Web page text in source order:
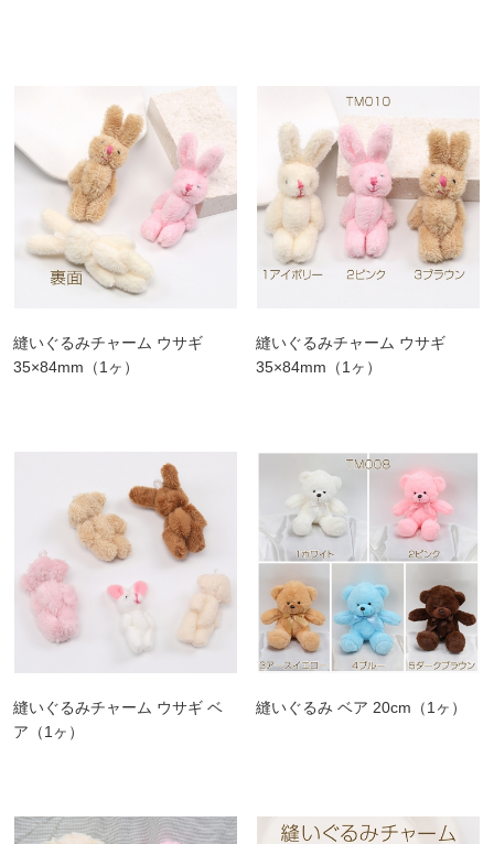
縫いぐるみチャーム ウサギ
35×84mm（1ヶ）
縫いぐるみチャーム ウサギ
35×84mm（1ヶ）
縫いぐるみチャーム ウサギ ベ
ア（1ヶ）
縫いぐるみ ベア 20cm（1ヶ）